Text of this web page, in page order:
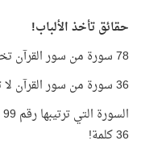
حقائق تأخذ الألباب!
78 سورة من سور القرآن تخضع لقاعدة الـ "99"
36 سورة من سور القرآن لا تخضع لقاعدة الـ "99"
36 كلمة!